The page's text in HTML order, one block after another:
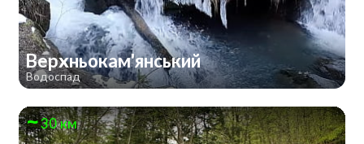
Верхньокам'янський
Водоспад
30 км